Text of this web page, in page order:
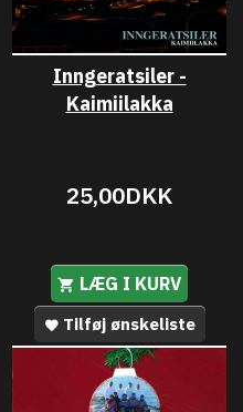
Inngeratsiler -
Kaimiilakka
25,00DKK
LÆG I KURV
Tilføj ønskeliste